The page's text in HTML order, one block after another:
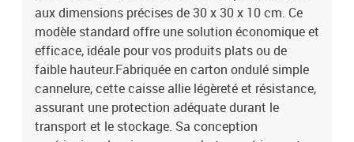
aux dimensions précises de 30 x 30 x 10 cm. Ce
modèle standard offre une solution économique et
efficace, idéale pour vos produits plats ou de
faible hauteur.Fabriquée en carton ondulé simple
cannelure, cette caisse allie légèreté et résistance,
assurant une protection adéquate durant le
transport et le stockage. Sa conception